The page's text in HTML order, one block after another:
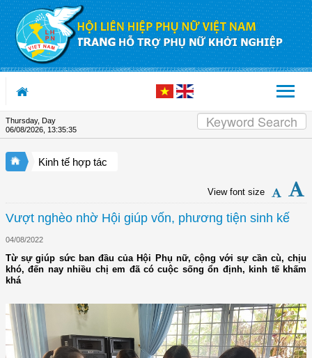
Skip to Content
Thursday, Day
06/08/2026 13:35:36
Kinh tế hợp tác
View font size
Vượt nghèo nhờ Hội giúp vốn, phương tiện sinh kế
04/08/2022
Từ sự giúp sức ban đầu của Hội Phụ nữ, cộng với sự cần cù, chịu
khó, đến nay nhiều chị em đã có cuộc sống ổn định, kinh tế khấm
khá